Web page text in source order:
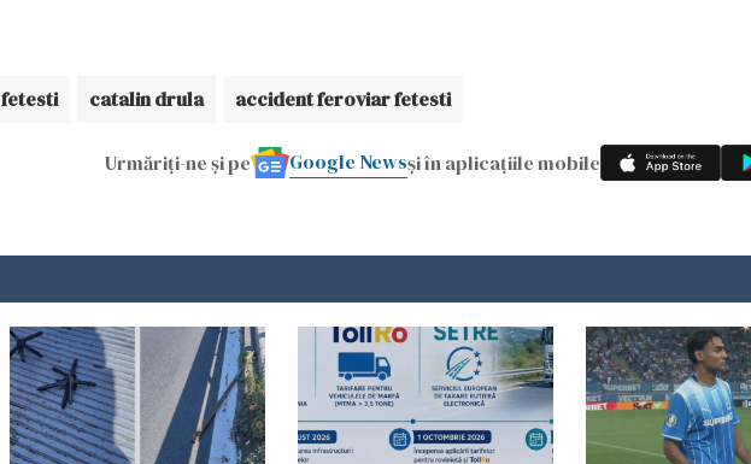
fetesti catalin drula accident feroviar fetesti
Urmăriți-ne și pe Google Newsși în aplicațiile mobile